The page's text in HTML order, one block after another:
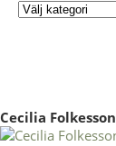
Cecilia Folkesson